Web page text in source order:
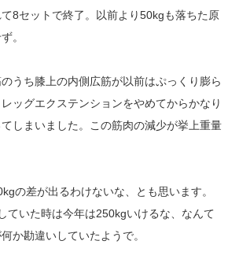
8セットで終了。以前より50kgも落ちた原
。
うち膝上の内側広筋が以前はぷっくり膨ら
ッグエクステンションをやめてからかなり
しまいました。この筋肉の減少が挙上重量
の差が出るわけないな、とも思います。
ていた時は今年は250kgいけるな、なんて
か勘違いしていたようで。